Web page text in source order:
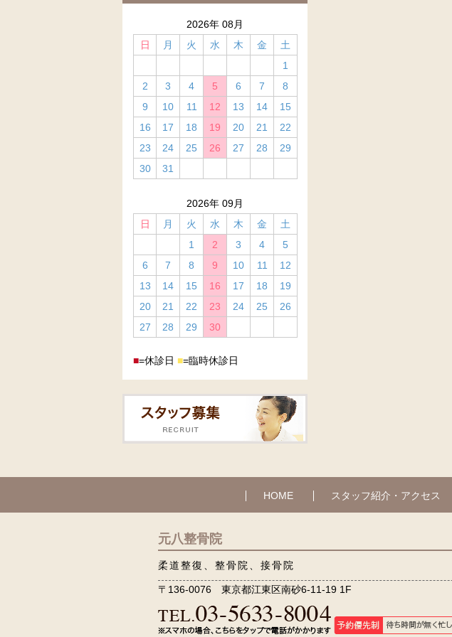
2026年 08月
日
月 火 水 木 金
土
1
2
3 4 5 6 7
8
9
10 11 12 13 14
15
16
17 18 19 20 21
22
23
24 25 26 27 28
29
30
31
2026年 09月
日
月 火 水 木 金
土
1
2 3 4
5
6
7 8 9 10 11
12
13
14 15 16 17 18
19
20
21 22 23 24 25
26
27
28 29 30
■=休診日 ■=臨時休診日
HOME スタッフ紹介・アクセス
元八整骨院
柔道整復、整骨院、接骨院
〒136-0076 東京都江東区南砂6-11-19 1F